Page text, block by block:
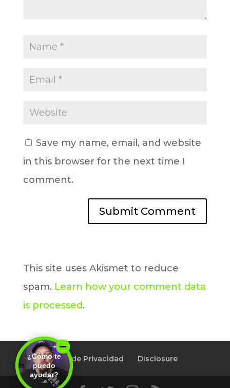
Save my name, email, and website
in this browser for the next time I
comment.
This site uses Akismet to reduce
spam. Learn how your comment data
is processed.
Política de Privacidad Disclosure
¿Cómo te
puedo
ayudar?
¿Cómo te
puedo
ayudar?